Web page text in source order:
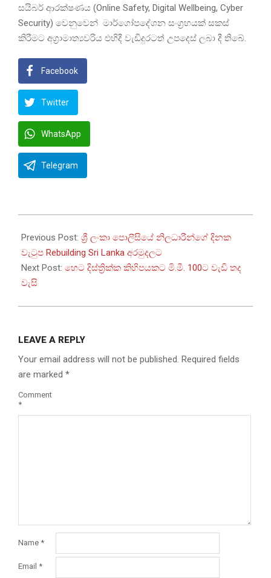
සයිබර් ආරක්ෂණය (Online Safety, Digital Wellbeing, Cyber
Security) වෙනුවෙන් මාර්ගෝපදේශන සංග්‍රහයක් සකස්
කිරීමට අග්‍රාමාත්‍යවරිය එහිදී වැඩිදුරටත් උපදෙස් ලබා දී තිබේ.
Facebook
Twitter
WhatsApp
Telegram
01-
07
Previous Post: ශ්‍රී ලංකා පොලීසියේ නිලධාරීන්ගේ දිනක
වැටුප Rebuilding Sri Lanka අරමුදලට
Next Post: හෙට දිස්ත්‍රික්ක කිහිපයකට මි.මී. 100ට වැඩි තද
වැසි
LEAVE A REPLY
Your email address will not be published. Required fields
are marked *
Comment
*
Name *
Email *